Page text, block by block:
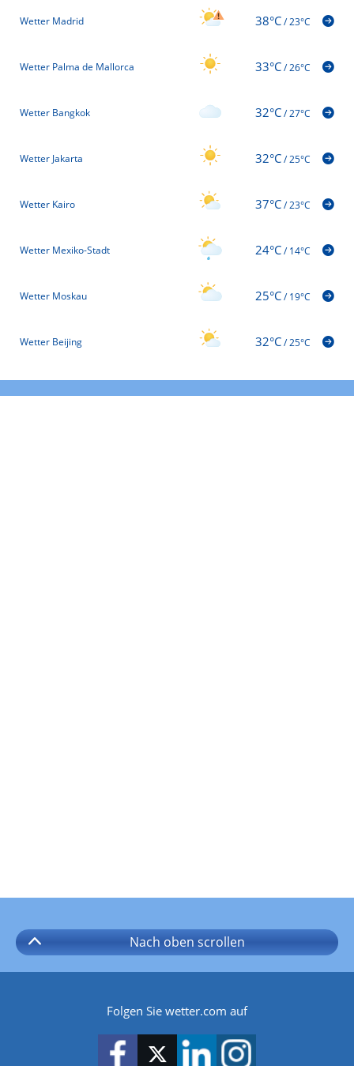
Wetter Madrid 38°C/23°C
Wetter Palma de Mallorca 33°C/26°C
Wetter Bangkok 32°C/27°C
Wetter Jakarta 32°C/25°C
Wetter Kairo 37°C/23°C
Wetter Mexiko-Stadt 24°C/14°C
Wetter Moskau 25°C/19°C
Wetter Beijing 32°C/25°C
Nach oben scrollen
Folgen Sie wetter.com auf